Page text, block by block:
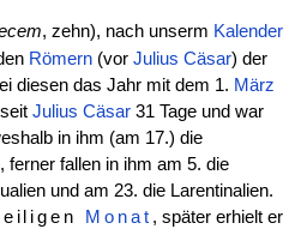
, zehn), nach unserm Kalender
Römern(vor Julius Cäsar) der
diesen das Jahr mit dem 1. März
Julius Cäsar31 Tage und war
in ihm (am 17.) die
ferner fallen in ihm am 5. die
und am 23. die Larentinalien.
Monat , später erhielt er